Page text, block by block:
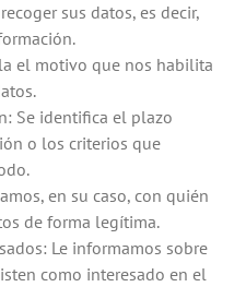
sus datos, es decir,
el motivo que nos habilita
Se identifica el plazo
o los criterios que
en su caso, con quién
de forma legítima.
Le informamos sobre
como interesado en el